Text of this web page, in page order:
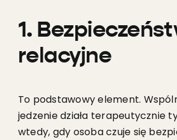
1.
relacyjne
To podstawowy element.
jedzenie działa terapeutycznie
wtedy, gdy osoba czuje się